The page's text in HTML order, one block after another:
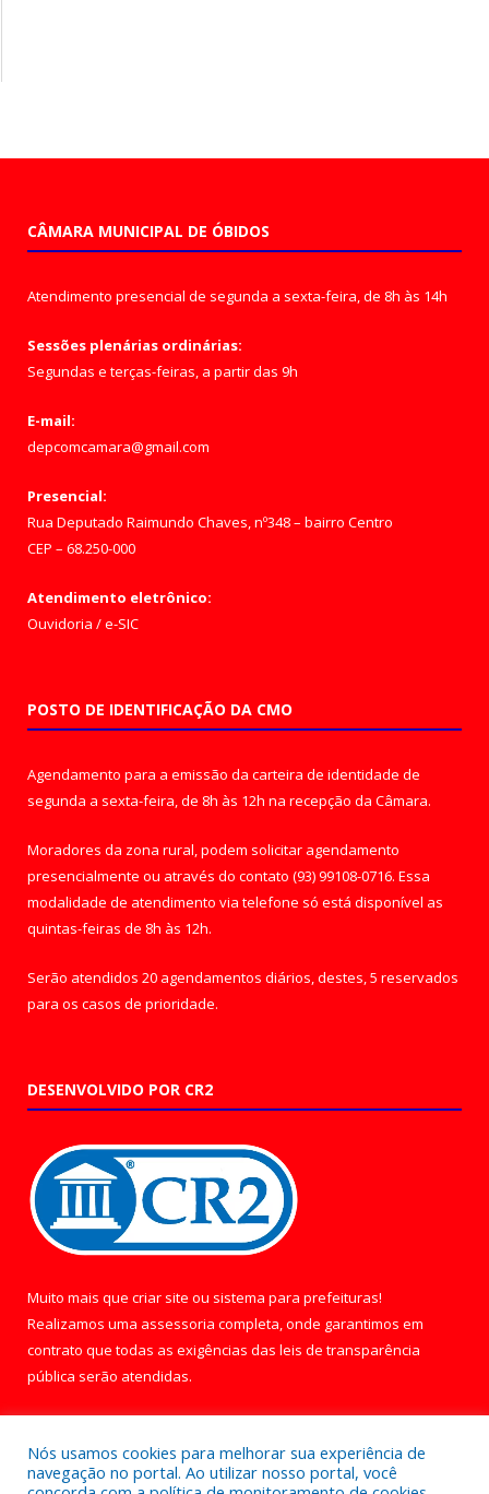
CÂMARA MUNICIPAL DE ÓBIDOS
Atendimento presencial de segunda a sexta-feira, de 8h às 14h
Sessões plenárias ordinárias:
Segundas e terças-feiras, a partir das 9h
E-mail:
depcomcamara@gmail.com
Presencial:
Rua Deputado Raimundo Chaves, nº348 – bairro Centro
CEP – 68.250-000
Atendimento eletrônico:
Ouvidoria /e-SIC
POSTO DE IDENTIFICAÇÃO DA CMO
Agendamento para a emissão da carteira de identidade de
segunda a sexta-feira, de 8h às 12h na recepção da Câmara.
Moradores da zona rural, podem solicitar agendamento
presencialmente ou através do contato (93) 99108-0716. Essa
modalidade de atendimento via telefone só está disponível as
quintas-feiras de 8h às 12h.
Serão atendidos 20 agendamentos diários, destes, 5 reservados
para os casos de prioridade.
DESENVOLVIDO POR CR2
Muito mais que criar site ou sistema para prefeituras!
Realizamos uma assessoria completa, onde garantimos em
contrato que todas as exigências das leis de transparência
pública serão atendidas.
Nós usamos cookies para melhorar sua experiência de
navegação no portal. Ao utilizar nosso portal, você